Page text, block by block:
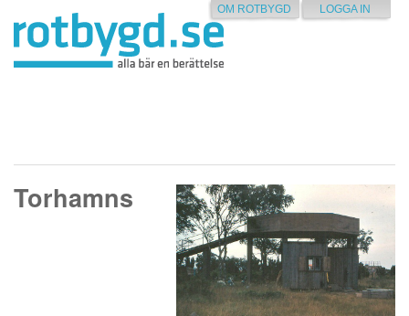
LOGGA IN
OM ROTBYGD
Torhamns